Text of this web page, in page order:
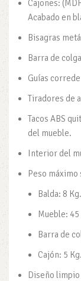
Cajones:
Acabado en
Bisagras
Barra de
Guías
Tiradores de
Tacos ABS
del mueble.
Interior del
Peso
Balda: 8 Kg.
Mueble: 45
Barra de
Cajón: 5 Kg.
Diseño